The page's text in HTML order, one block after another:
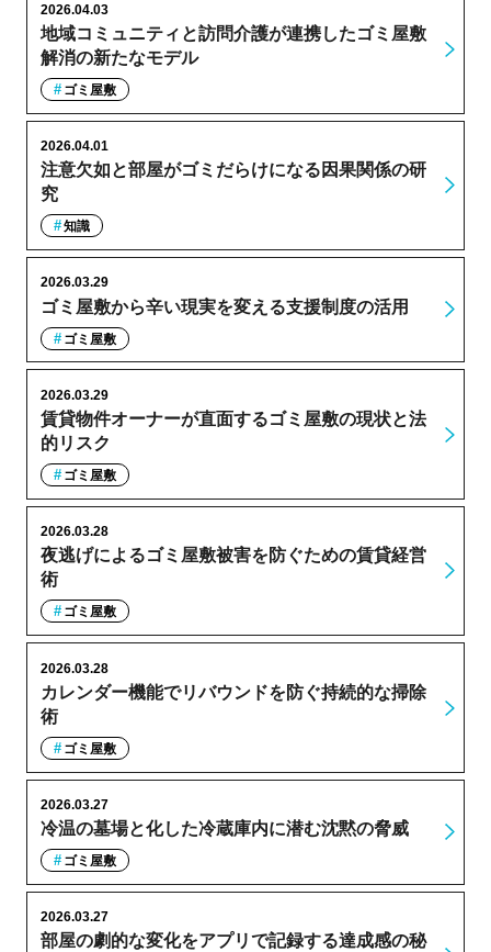
地域コミュニティと訪問介護が連携したゴミ屋敷
解消の新たなモデル
2026.04.03
ゴミ屋敷
注意欠如と部屋がゴミだらけになる因果関係の研
究
2026.04.01
知識
ゴミ屋敷から辛い現実を変える支援制度の活用
2026.03.29
ゴミ屋敷
賃貸物件オーナーが直面するゴミ屋敷の現状と法
的リスク
2026.03.29
ゴミ屋敷
夜逃げによるゴミ屋敷被害を防ぐための賃貸経営
術
2026.03.28
ゴミ屋敷
カレンダー機能でリバウンドを防ぐ持続的な掃除
術
2026.03.28
ゴミ屋敷
冷温の墓場と化した冷蔵庫内に潜む沈黙の脅威
2026.03.27
ゴミ屋敷
部屋の劇的な変化をアプリで記録する達成感の秘
2026.03.27